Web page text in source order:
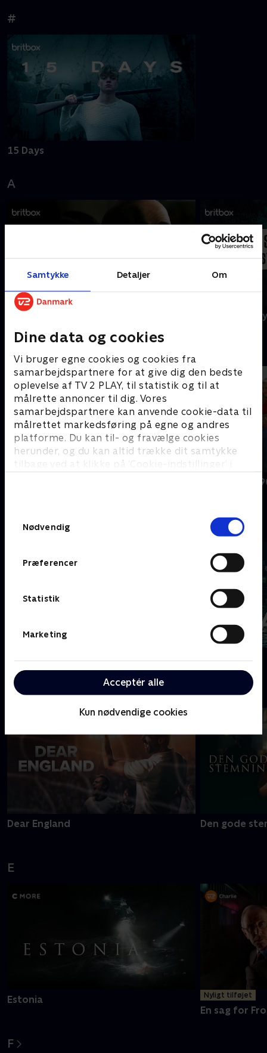
Samtykke Detaljer Om
Dine data og cookies
Vi bruger egne cookies og cookies fra
samarbejdspartnere for at give dig den bedste
oplevelse af TV 2 PLAY, til statistik og til at
målrette annoncer til dig. Vores
samarbejdspartnere kan anvende cookie-data til
målrettet markedsføring på egne og andres
platforme. Du kan til- og fravælge cookies
herunder, og du kan altid trække dit samtykke
tilbage ved at klikke på ’Cookie-indstillinger’ i
Nødvendig
Præferencer
Statistik
Marketing
Acceptér alle
Kun nødvendige cookies
#
15 Days
A
A Ghost
Beverly Hills
D
Dear England Den gode
E
Estonia Nyligt tilføjet
En sag for
F